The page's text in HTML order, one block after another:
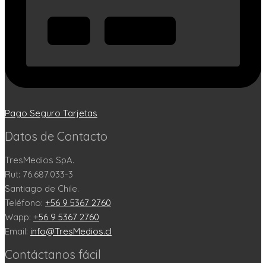
Pago Seguro Tarjetas
Datos de Contacto
TresMedios SpA.
Rut: 76.687.033-3
Santiago de Chile.
Teléfono: +56 9 5367 2760
Wapp: +56 9 5367 2760
Email: info@TresMedios.cl
Contáctanos fácil